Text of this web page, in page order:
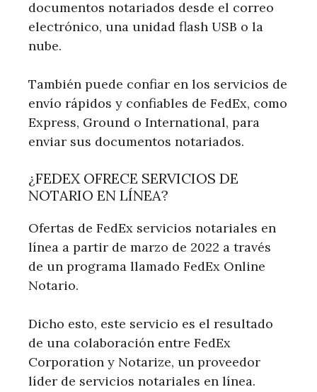
documentos notariados desde el correo
electrónico, una unidad flash USB o la
nube.
También puede confiar en los servicios de
envío rápidos y confiables de FedEx, como
Express, Ground o International, para
enviar sus documentos notariados.
¿FEDEX OFRECE SERVICIOS DE
NOTARIO EN LÍNEA?
Ofertas de FedEx servicios notariales en
línea a partir de marzo de 2022 a través
de un programa llamado FedEx Online
Notario.
Dicho esto, este servicio es el resultado
de una colaboración entre FedEx
Corporation y Notarize, un proveedor
líder de servicios notariales en línea.